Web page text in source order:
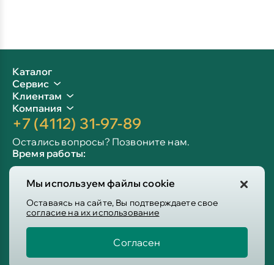
Мы используем файлы cookie
Оставаясь на сайте, Вы подтверждаете свое
согласие на их использование
Согласен
Каталог
Сервис
Клиентам
Компания
+7 (4112) 31-97-89
Остались вопросы? Позвоните нам.
Время работы:
Сб-вс: 10:00 - 19:00
Info@victoria-mebel.ru
Пользовательское соглашение